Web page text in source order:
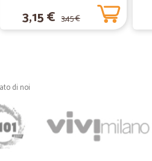
3,15 € 3,45 €
di noi